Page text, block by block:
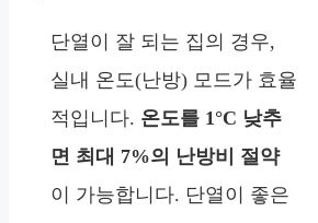
단열이 잘 되는 집의 경우,
실내 온도(난방) 모드가 효율
적입니다. 온도를 1°C 낮추
면 최대 7%의 난방비 절약
이 가능합니다. 단열이 좋은